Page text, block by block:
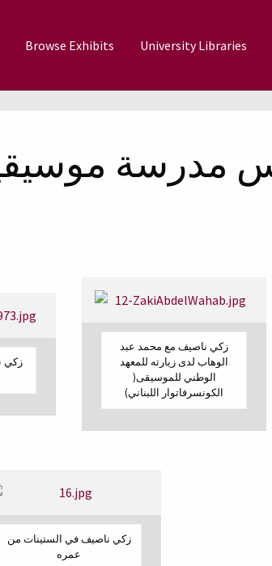
Browse Exhibits University Libraries
زكي
زكي ناصيف مع محمد عبد
الوهاب لدى زيارته للمعهد
الوطني للموسيقى(
الكونسرفاتوار اللبناني)
زكي ناصيف في الستينات من
عمره